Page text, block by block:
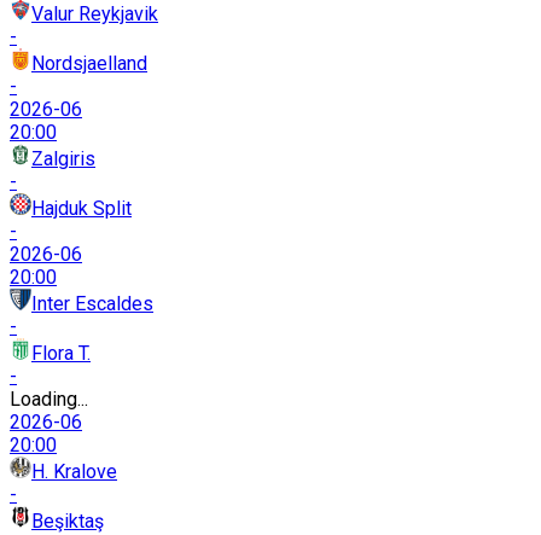
Valur Reykjavik
-
Nordsjaelland
-
2026-06
20:00
Zalgiris
-
Hajduk Split
-
2026-06
20:00
Inter Escaldes
-
Flora T.
-
Loading...
2026-06
20:00
H. Kralove
-
Beşiktaş